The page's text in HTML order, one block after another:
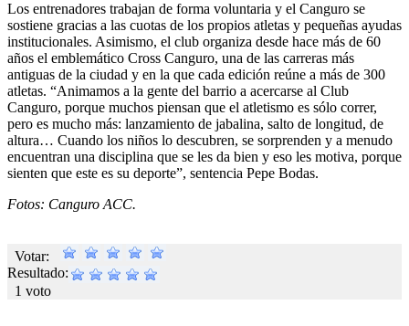
Los entrenadores trabajan de forma voluntaria y el Canguro se
sostiene gracias a las cuotas de los propios atletas y pequeñas ayudas
institucionales. Asimismo, el club organiza desde hace más de 60
años el emblemático Cross Canguro, una de las carreras más
antiguas de la ciudad y en la que cada edición reúne a más de 300
atletas. “Animamos a la gente del barrio a acercarse al Club
Canguro, porque muchos piensan que el atletismo es sólo correr,
pero es mucho más: lanzamiento de jabalina, salto de longitud, de
altura… Cuando los niños lo descubren, se sorprenden y a menudo
encuentran una disciplina que se les da bien y eso les motiva, porque
sienten que este es su deporte”, sentencia Pepe Bodas.
Fotos: Canguro ACC.
Votar:
Resultado:
1 voto